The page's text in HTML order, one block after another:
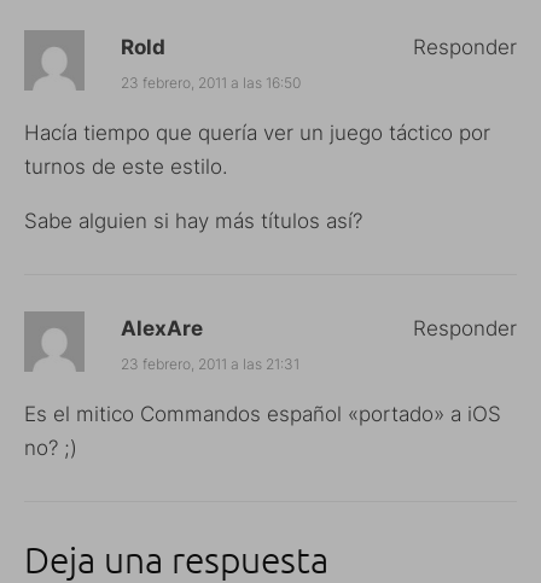
Rold
23 febrero, 2011 a las 16:50
Hacía tiempo que quería ver un juego táctico por
turnos de este estilo.
Sabe alguien si hay más títulos así?
Responder
AlexAre
23 febrero, 2011 a las 21:31
Es el mitico Commandos español «portado» a iOS
no? ;)
Responder
Deja una respuesta